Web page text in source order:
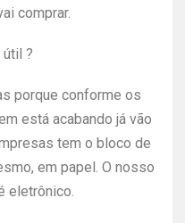
comprar.
?
porque conforme os
está acabando já vão
tem o bloco de
em papel. O nosso
eletrônico.